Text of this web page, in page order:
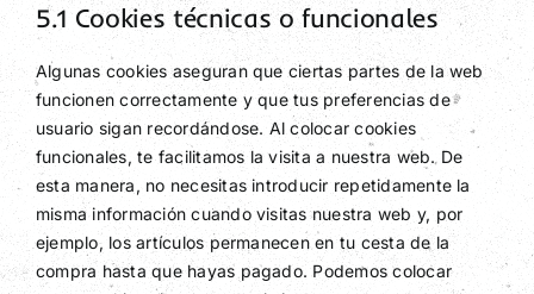
5.1 Cookies técnicas o funcionales
Algunas cookies aseguran que ciertas partes de la web
funcionen correctamente y que tus preferencias de
usuario sigan recordándose. Al colocar cookies
funcionales, te facilitamos la visita a nuestra web. De
esta manera, no necesitas introducir repetidamente la
misma información cuando visitas nuestra web y, por
ejemplo, los artículos permanecen en tu cesta de la
compra hasta que hayas pagado. Podemos colocar